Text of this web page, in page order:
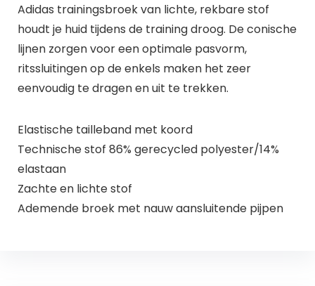
Adidas trainingsbroek van lichte, rekbare stof
houdt je huid tijdens de training droog. De conische
lijnen zorgen voor een optimale pasvorm,
ritssluitingen op de enkels maken het zeer
eenvoudig te dragen en uit te trekken.
Elastische tailleband met koord
Technische stof 86% gerecycled polyester/14%
elastaan
Zachte en lichte stof
Ademende broek met nauw aansluitende pijpen